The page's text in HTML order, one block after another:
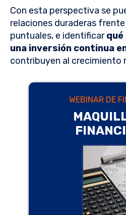
Con esta perspectiva se
relaciones duraderas
puntuales, e identificar
una inversión continua
contribuyen al crecimiento
WEBINAR DE